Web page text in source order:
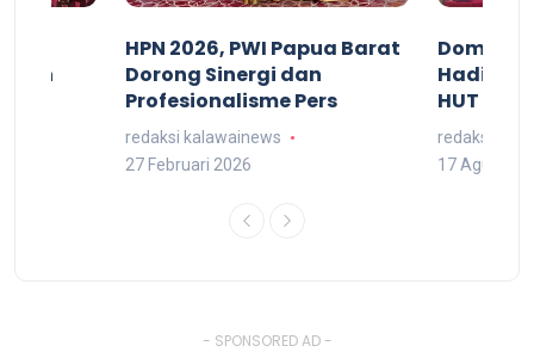
HPN 2026, PWI Papua Barat
Dorong Sinergi dan
Profesionalisme Pers
redaksi kalawainews
27 Februari 2026
Hadiri
HUT RI
redaksi
17 Agustus
- SPONSORED AD -